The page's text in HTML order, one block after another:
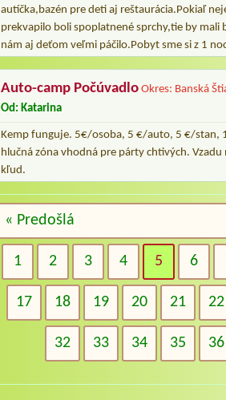
autíčka,bazén pre deti aj reštaurácia.Pokiaľ
prekvapilo boli spoplatnené sprchy,tie by mali
nám aj deťom veľmi páčilo.Pobyt sme si z 1
Auto-camp Počúvadlo Okres: Banská
Od: Katarina
Kemp funguje. 5€/osoba, 5 €/auto, 5 €/stan,
hlučná zóna vhodná pre párty chtivých.
kľud.
« Predošlá
1 2 3 4 5 6
17 18 19 20 21 22
32 33 34 35 36